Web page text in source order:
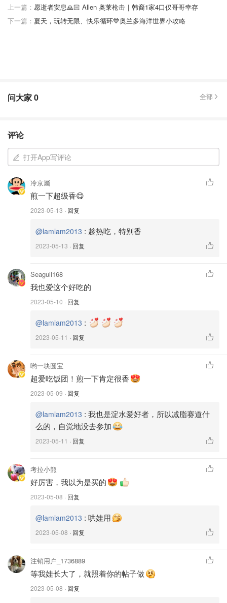
过煎饭团的时候，还是最喜欢用这个海苔味道的。
煮之前，可以在米里拌上一小勺油，做出来的米饭会更香。
米饭煮好之后，加入拌饭海苔，拌匀。
3. 整型
最好是做成立方体，有像凤梨酥那样的模具，或者像SHEIN
上的这种的，每个面都比较平整的，方便后面的煎制。
2pcs/set PP Sushi Mold, Minimalist Triangle
Rice Ball Sushi Maker For Kitchen | SHEIN
我手边只有在Daiso买的寿司模具，就凑合着一直用着了。
上一篇： 愿逝者安息🙏🏻 Allen 奥莱枪击｜韩裔1家4口仅哥哥幸存
下一篇： 夏天，玩转无限、快乐循环💙奥兰多海洋世界小攻略
问大家0 全部
评论
打开App写评论
冷京屬
煎一下超级香😋
2023-05-13 · 回复
@lamlam2013 : 趁热吃，特别香
2023-05-13 · 回复
Seagull168
我也爱这个好吃的
2023-05-10 · 回复
@lamlam2013 :
2023-05-11 · 回复
哟一块圆宝
超爱吃饭团！煎一下肯定很香
2023-05-09 · 回复
@lamlam2013 : 我也是淀水爱好者，所以减脂赛道什
么的，自觉地没去参加
2023-05-11 · 回复
考拉小熊
好厉害，我以为是买的
2023-05-08 · 回复
@lamlam2013 : 哄娃用
2023-05-08 · 回复
注销用户_1736889
等我娃长大了，就照着你的帖子做
2023-05-08 · 回复